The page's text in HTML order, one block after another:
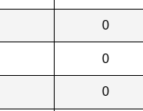
0
0
0